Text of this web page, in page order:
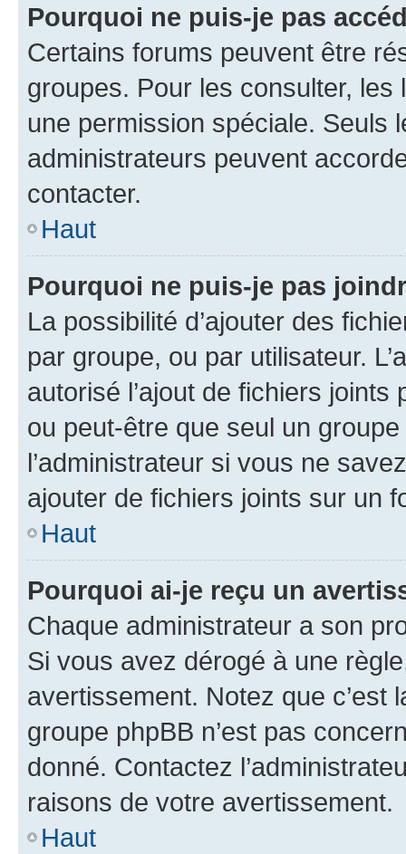
Pourquoi ne puis-je pas
Certains forums peuvent être
groupes. Pour les consulter,
une permission spéciale. Seuls
administrateurs peuvent
contacter.
Haut
Pourquoi ne puis-je pas
La possibilité d’ajouter des
par groupe, ou par utilisateur.
autorisé l’ajout de fichiers
ou peut-être que seul un
l’administrateur si vous ne
ajouter de fichiers joints sur un
Haut
Pourquoi ai-je reçu un
Chaque administrateur a son
Si vous avez dérogé à une
avertissement. Notez que c’est
groupe phpBB n’est pas
donné. Contactez
raisons de votre avertissement.
Haut